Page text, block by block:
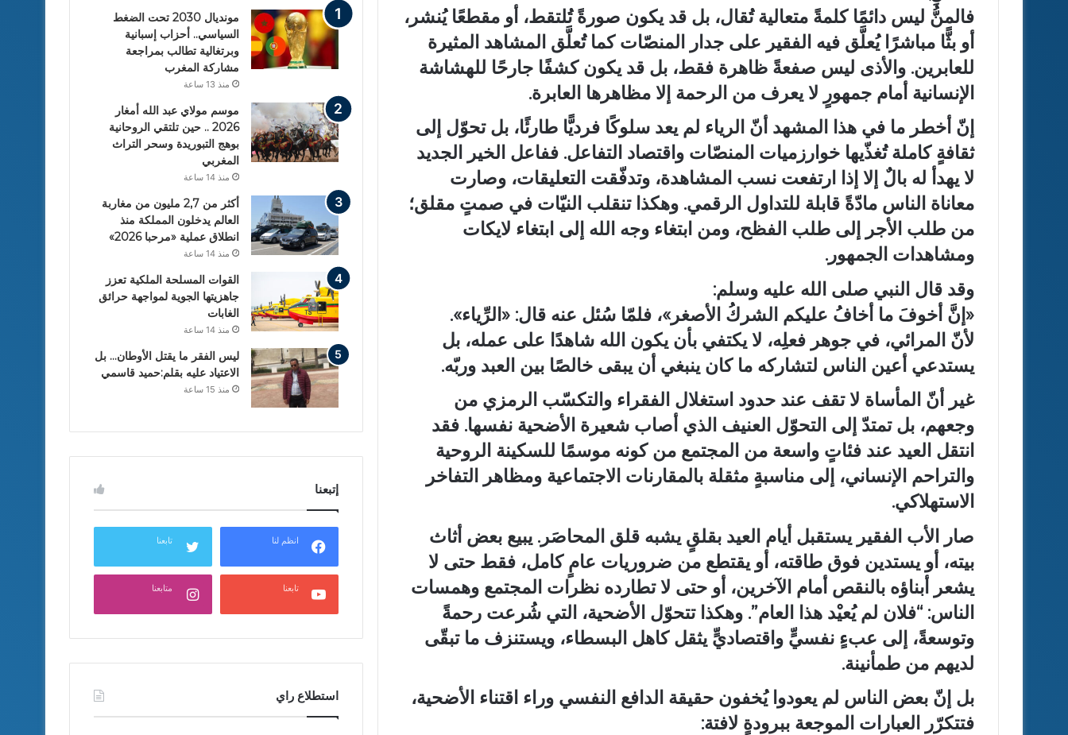
فالمنُّ ليس دائمًا كلمةً متعالية تُقال، بل قد يكون صورةً تُلتقط، أو مقطعًا يُنشر،
أو بثًّا مباشرًا يُعلَّق فيه الفقير على جدار المنصّات كما تُعلَّق المشاهد المثيرة
للعابرين. والأذى ليس صفعةً ظاهرة فقط، بل قد يكون كشفًا جارحًا للهشاشة
الإنسانية أمام جمهورٍ لا يعرف من الرحمة إلا مظاهرها العابرة.
إنّ أخطر ما في هذا المشهد أنّ الرياء لم يعد سلوكًا فرديًّا طارئًا، بل تحوّل إلى
ثقافةٍ كاملة تُغذّيها خوارزميات المنصّات واقتصاد التفاعل. ففاعل الخير الجديد
لا يهدأ له بالٌ إلا إذا ارتفعت نسب المشاهدة، وتدفّقت التعليقات، وصارت
معاناة الناس مادّةً قابلة للتداول الرقمي. وهكذا تنقلب النيّات في صمتٍ مقلق؛
من طلب الأجر إلى طلب الفظح، ومن ابتغاء وجه الله إلى ابتغاء لايكات
ومشاهدات الجمهور.
وقد قال النبي صلى الله عليه وسلم:
«إنَّ أخوفَ ما أخافُ عليكم الشركُ الأصغر»، فلمّا سُئل عنه قال: «الرِّياء».
لأنّ المرائي، في جوهر فعلِه، لا يكتفي بأن يكون الله شاهدًا على عمله، بل
يستدعي أعين الناس لتشاركه ما كان ينبغي أن يبقى خالصًا بين العبد وربّه.
غير أنّ المأساة لا تقف عند حدود استغلال الفقراء والتكسّب الرمزي من
وجعهم، بل تمتدّ إلى التحوّل العنيف الذي أصاب شعيرة الأضحية نفسها. فقد
انتقل العيد عند فئاتٍ واسعة من المجتمع من كونه موسمًا للسكينة الروحية
والتراحم الإنساني، إلى مناسبةٍ مثقلة بالمقارنات الاجتماعية ومظاهر التفاخر
الاستهلاكي.
صار الأب الفقير يستقبل أيام العيد بقلقٍ يشبه قلق المحاصَر. يبيع بعض أثاث
بيته، أو يستدين فوق طاقته، أو يقتطع من ضروريات عامٍ كامل، فقط حتى لا
يشعر أبناؤه بالنقص أمام الآخرين، أو حتى لا تطارده نظرات المجتمع وهمسات
الناس: “فلان لم يُعيْد هذا العام”. وهكذا تتحوّل الأضحية، التي شُرعت رحمةً
وتوسعةً، إلى عبءٍ نفسيٍّ واقتصاديٍّ يثقل كاهل البسطاء، ويستنزف ما تبقّى
لديهم من طمأنينة.
بل إنّ بعض الناس لم يعودوا يُخفون حقيقة الدافع النفسي وراء اقتناء الأضحية،
فتتكرّر العبارات الموجعة ببرودةٍ لافتة:
مونديال 2030 تحت الضغط
السياسي.. أحزاب إسبانية
وبرتغالية تطالب بمراجعة
مشاركة المغرب
منذ 13 ساعة
موسم مولاي عبد الله أمغار
2026 .. حين تلتقي الروحانية
بوهج التبوريدة وسحر التراث
المغربي
منذ 14 ساعة
أكثر من 2,7 مليون من مغاربة
العالم يدخلون المملكة منذ
انطلاق عملية «مرحبا 2026»
منذ 14 ساعة
القوات المسلحة الملكية تعزز
جاهزيتها الجوية لمواجهة حرائق
الغابات
منذ 14 ساعة
ليس الفقر ما يقتل الأوطان… بل
الاعتياد عليه بقلم:حميد قاسمي
منذ 15 ساعة
إتبعنا
انظم لنا تابعنا
تابعنا متابعنا
استطلاع راي